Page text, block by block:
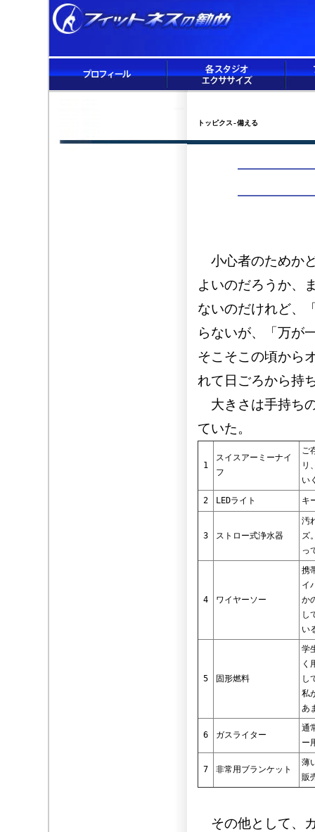
トッピクス-備える
小心者のためか
よいのだろうか、
ないのだけれど、
らないが、「万が
そこそこの頃から
れて日ごろから持
大きさは手持ち
ていた。
1
スイスアーミーナイ
フ
ご
リ
い
2 LEDライト キ
3 ストロー式浄水器
汚
ズ
っ
4 ワイヤーソー
携
イ
か
し
い
5 固形燃料
学
く
し
私
あ
6 ガスライター
通
ー
7 非常用ブランケット
薄
販
その他として、